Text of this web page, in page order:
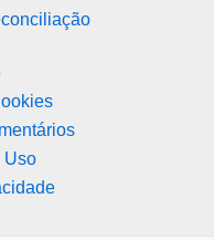
Uso